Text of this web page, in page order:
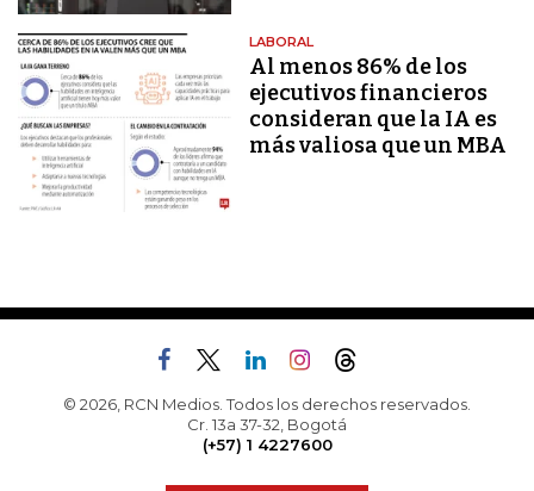
LABORAL
Al menos 86% de los
ejecutivos financieros
consideran que la IA es
más valiosa que un MBA
© 2026, RCN Medios. Todos los derechos reservados.
Cr. 13a 37-32, Bogotá
(+57) 1 4227600